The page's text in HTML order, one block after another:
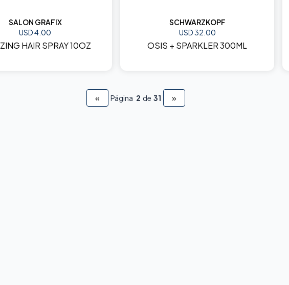
SALON GRAFIX
USD 4.00
HAIR SPRAY 10OZ
SCHWARZKOPF
USD 32.00
OSIS + SPARKLER 300ML
« Página 2 de 31 »